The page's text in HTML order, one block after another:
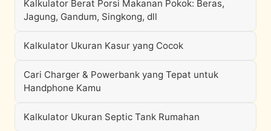
Kalkulator Berat Porsi Makanan Pokok: Beras,
Jagung, Gandum, Singkong, dll
Kalkulator Ukuran Kasur yang Cocok
Cari Charger & Powerbank yang Tepat untuk
Handphone Kamu
Kalkulator Ukuran Septic Tank Rumahan